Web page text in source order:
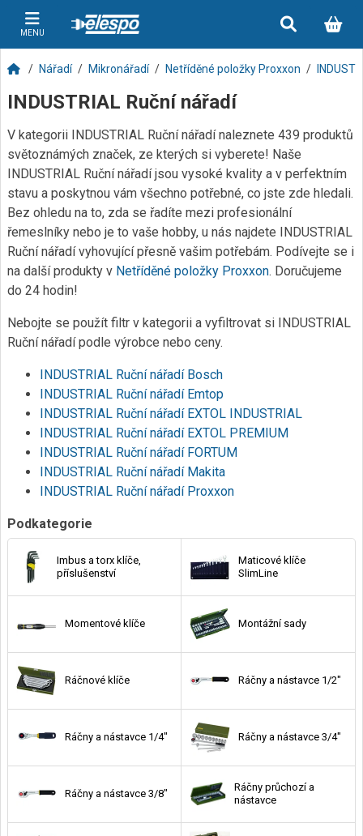
MENU
Nářadí Mikronářadí Netříděné položky Proxxon
INDUSTRIAL Ruční nářadí
V kategorii INDUSTRIAL Ruční nářadí naleznete 439 produktů
světoznámých značek, ze kterých si vyberete! Naše
INDUSTRIAL Ruční nářadí jsou vysoké kvality a v perfektním
stavu a poskytnou vám všechno potřebné, co jste zde hledali.
Bez ohledu na to, zda se řadíte mezi profesionální
řemeslníky nebo je to vaše hobby, u nás najdete INDUSTRIAL
Ruční nářadí vyhovující přesně vašim potřebám. Podívejte se i
na další produkty v Netříděné položky Proxxon. Doručujeme
do 24 hodin!
Nebojte se použít filtr v kategorii a vyfiltrovat si INDUSTRIAL
Ruční nářadí podle výrobce nebo ceny.
INDUSTRIAL Ruční nářadí Bosch
INDUSTRIAL Ruční nářadí Emtop
INDUSTRIAL Ruční nářadí EXTOL INDUSTRIAL
INDUSTRIAL Ruční nářadí EXTOL PREMIUM
INDUSTRIAL Ruční nářadí FORTUM
INDUSTRIAL Ruční nářadí Makita
INDUSTRIAL Ruční nářadí Proxxon
Podkategorie
Imbus a torx klíče,
příslušenství
Maticové klíče
SlimLine
Momentové klíče Montážní sady
Ráčnové klíče Ráčny a nástavce 1/2"
Ráčny a nástavce 1/4" Ráčny a nástavce 3/4"
Ráčny a nástavce 3/8"
Ráčny průchozí a
nástavce